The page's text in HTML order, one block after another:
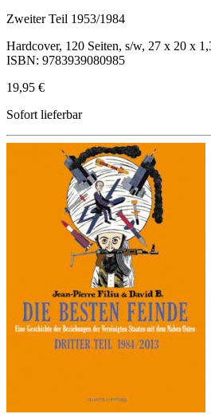
Zweiter Teil 1953/1984
Hardcover, 120 Seiten, s/w, 27 x 20 x
ISBN: 9783939080985
19,95 €
Sofort lieferbar